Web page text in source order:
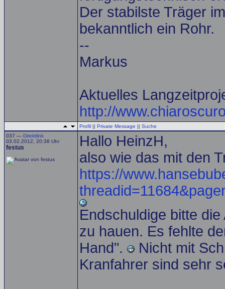
Der stabilste Träger
bekanntlich ein Rohr.
--
Markus
Aktuelles
http://
Profil || Private Message || Suche
037 — Direktlink
03.02.2012, 20:38 Uhr
festus
Hallo HeinzH,
also wie das mit den
https://
Endschuldige bitte
zu hauen. Es fehlte
Hand".
Nicht mit
Kranfahrer sind sehr